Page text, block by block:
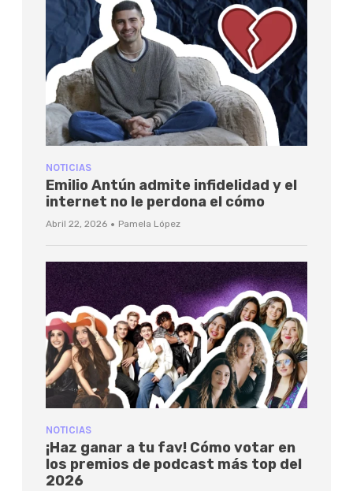
NOTICIAS
Emilio Antún admite infidelidad y el
internet no le perdona el cómo
Abril 22, 2026 · Pamela López
NOTICIAS
¡Haz ganar a tu fav! Cómo votar en
los premios de podcast más top del
2026